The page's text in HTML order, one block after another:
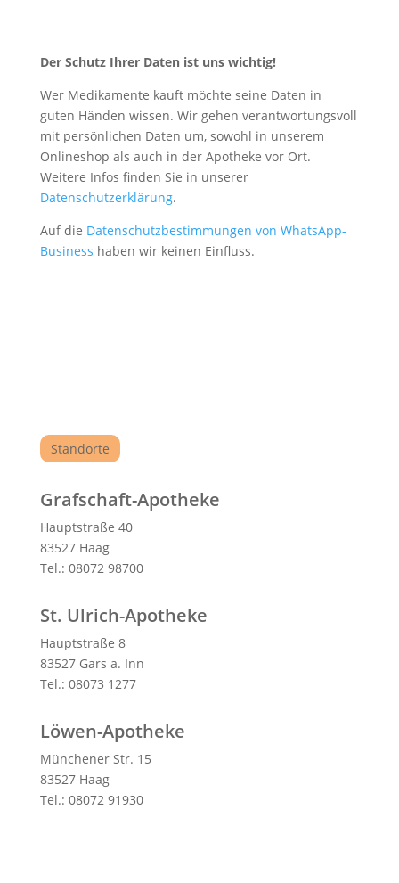
Der Schutz Ihrer Daten ist uns wichtig!
Wer Medikamente kauft möchte seine Daten in
guten Händen wissen. Wir gehen verantwortungsvoll
mit persönlichen Daten um, sowohl in unserem
Onlineshop als auch in der Apotheke vor Ort.
Weitere Infos finden Sie in unserer
Datenschutzerklärung.
Auf die Datenschutzbestimmungen von WhatsApp-
Business haben wir keinen Einfluss.
Standorte
Grafschaft-Apotheke
Hauptstraße 40
83527 Haag
Tel.: 08072 98700
St. Ulrich-Apotheke
Hauptstraße 8
83527 Gars a. Inn
Tel.: 08073 1277
Löwen-Apotheke
Münchener Str. 15
83527 Haag
Tel.: 08072 91930